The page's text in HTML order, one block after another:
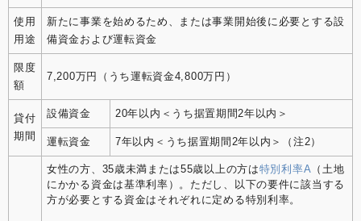
使用
用途
新たに事業を始めるため、または事業開始後に必要とする設
備資金および運転資金
限度
額
7,200万円（うち運転資金4,800万円）
貸付
期間
設備資金 20年以内＜うち据置期間2年以内＞
運転資金 7年以内＜うち据置期間2年以内＞（注2）
女性の方、35歳未満または55歳以上の方は特別利率A （土地
にかかる資金は基準利率）。ただし、以下の要件に該当する
方が必要とする資金はそれぞれに定める特別利率。